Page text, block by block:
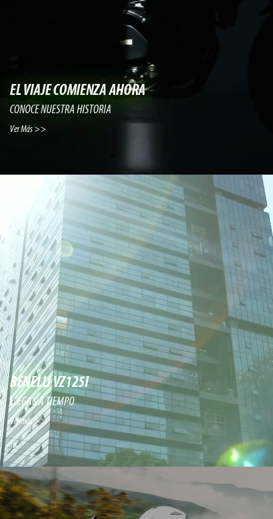
EL VIAJE COMIENZA AHORA
CONOCE NUESTRA HISTORIA
Ver Más >>
BENELLI VZ125I
LLEGAS A TIEMPO
Ver más >>